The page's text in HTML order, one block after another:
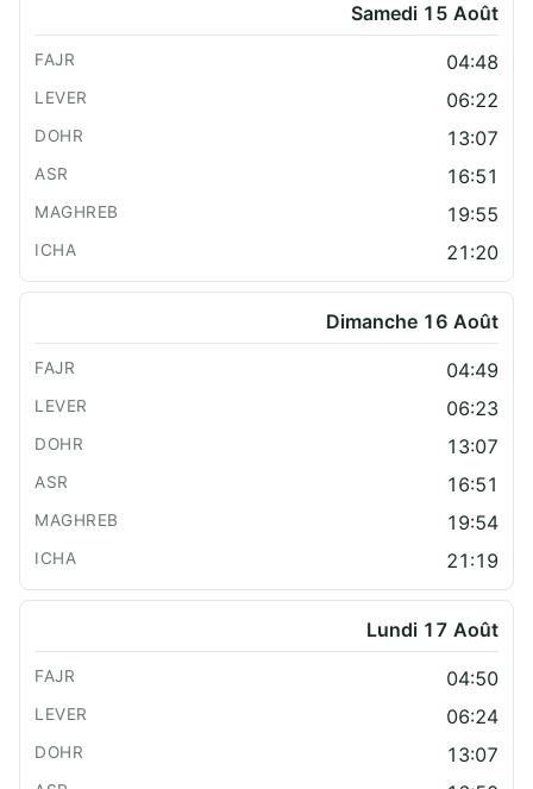
Samedi 15 Août
04:48
06:22
13:07
16:51
19:55
21:20
Dimanche 16 Août
04:49
06:23
13:07
16:51
19:54
21:19
Lundi 17 Août
04:50
06:24
13:07